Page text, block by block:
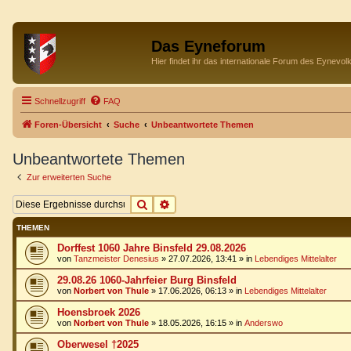
Das Eyneforum
Hier findet ihr das internationale Forum des
Schnellzugriff FAQ
Foren-Übersicht Suche Unbeantwortete Themen
Unbeantwortete Themen
Zur erweiterten Suche
Suche
THEMEN
Dorffest 1060 Jahre Binsfeld 29.08.2026
von Tanzmeister Denesius » 27.07.2026, 13:41 » in Lebendiges Mittelalter
29.08.26 1060-Jahrfeier Burg Binsfeld
von Norbert von Thule » 17.06.2026, 06:13 » in Lebendiges Mittelalter
Hoensbroek 2026
von Norbert von Thule » 18.05.2026, 16:15 » in Anderswo
Oberwesel †2025